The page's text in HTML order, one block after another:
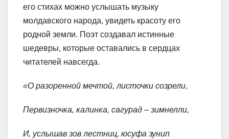
его стихах можно услышать музыку
молдавского народа, увидеть красоту его
родной земли. Поэт создавал истинные
шедевры, которые оставались в сердцах
читателей навсегда.
«О разоренной мечтой, листочки созрели,
Первизночка, калинка, сагурад – зимнелли,
И, услышав зов лестниц, юсуфа зунип